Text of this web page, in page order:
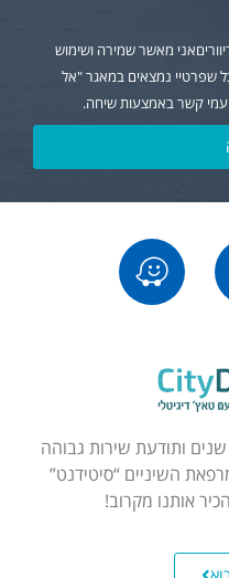
מאשר שמירה ושימוש
שפרטיי נמצאים במאגר "אל
קשר באמצעות שיחה.
שנים ותודעת שירות גבוהה
השיניים “סיטידנט”
אותנו מקרוב!